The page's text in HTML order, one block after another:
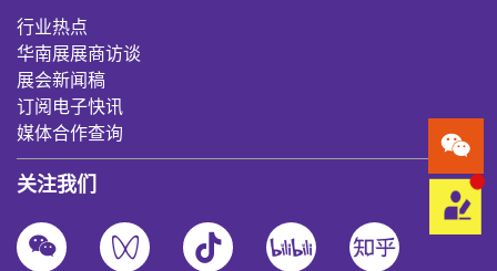
行业热点
华南展展商访谈
展会新闻稿
订阅电子快讯
媒体合作查询
关注我们